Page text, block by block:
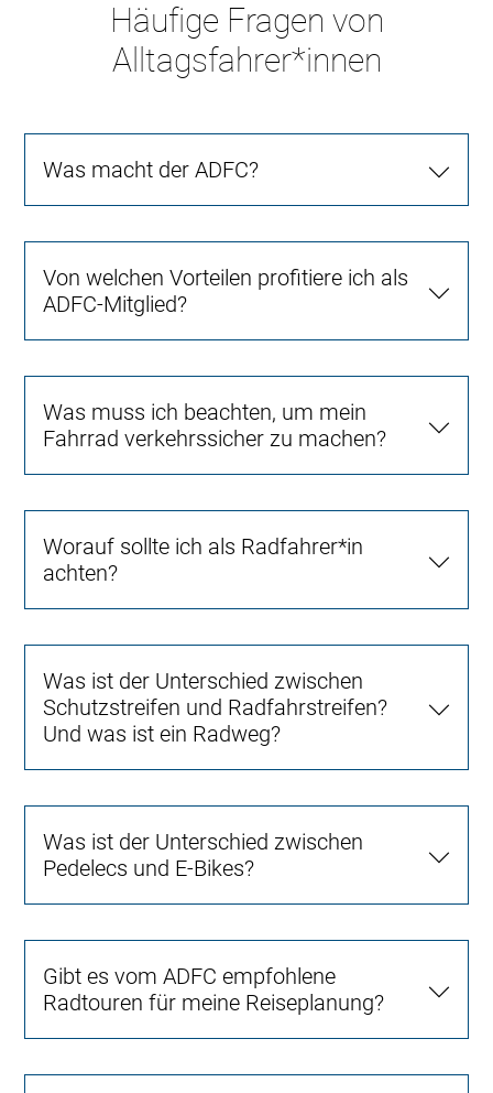
Häufige Fragen von
Alltagsfahrer*innen
Was macht der ADFC?
Von welchen Vorteilen profitiere ich als
ADFC-Mitglied?
Was muss ich beachten, um mein
Fahrrad verkehrssicher zu machen?
Worauf sollte ich als Radfahrer*in
achten?
Was ist der Unterschied zwischen
Schutzstreifen und Radfahrstreifen?
Und was ist ein Radweg?
Was ist der Unterschied zwischen
Pedelecs und E-Bikes?
Gibt es vom ADFC empfohlene
Radtouren für meine Reiseplanung?